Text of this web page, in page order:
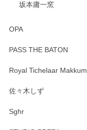
坂本庸一窯
OPA
PASS THE BATON
Royal Tichelaar Makkum
佐々木しず
Sghr